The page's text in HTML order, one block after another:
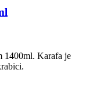
1400ml. Karafa je